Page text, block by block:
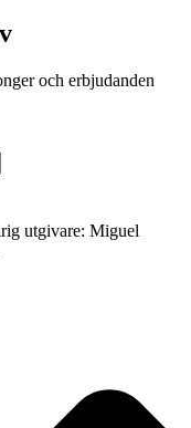
och erbjudanden
utgivare: Miguel